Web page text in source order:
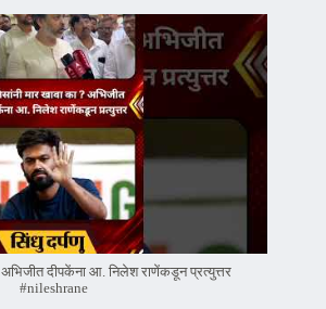
अभिजीत दीपकेंना आ. निलेश राणेंकडून प्रत्युत्तर
#nileshrane